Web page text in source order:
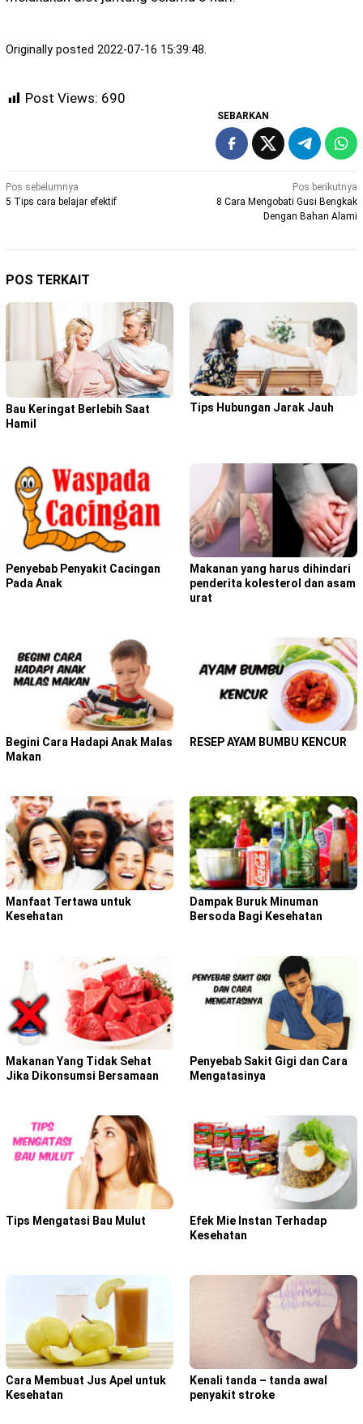
Originally posted 2022-07-16 15:39:48.
Post Views: 690
SEBARKAN
Navigasi
pos
Pos sebelumnya
5 Tips cara belajar efektif
Pos berikutnya
8 Cara Mengobati Gusi Bengkak
Dengan Bahan Alami
POS TERKAIT
Bau Keringat Berlebih Saat
Hamil
Tips Hubungan Jarak Jauh
Penyebab Penyakit Cacingan
Pada Anak
Makanan yang harus dihindari
penderita kolesterol dan asam
urat
Begini Cara Hadapi Anak Malas
Makan
RESEP AYAM BUMBU KENCUR
Manfaat Tertawa untuk
Kesehatan
Dampak Buruk Minuman
Bersoda Bagi Kesehatan
Makanan Yang Tidak Sehat
Jika Dikonsumsi Bersamaan
Penyebab Sakit Gigi dan Cara
Mengatasinya
Tips Mengatasi Bau Mulut
Efek Mie Instan Terhadap
Kesehatan
Cara Membuat Jus Apel untuk
Kesehatan
Kenali tanda – tanda awal
penyakit stroke